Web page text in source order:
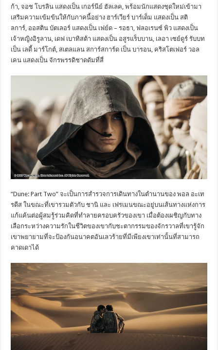
ก้า, จอช โบรลิน แสดงเป็น เกอร์นีย์ ฮัลเลค, พร้อมนักแสดงชุดใหม่เข้ามา
เสริมความเข้มข้นให้กับภาคนี้อย่าง ฮาร์เวียร์ บาร์เด็ม แสดงเป็น สติ
ลการ์, ออสติน บัตเลอร์ แสดงเป็น เฟย์ด – รอธา, ฟลอเรนซ์ พิว แสดงเป็น
เจ้าหญิงอิรูลาน, เดฟ เบาทิสต้า แสดงเป็น อสูรแร็บบาน, เลอา เซย์ดูร์ รับบท
เป็น เลดี้ มาร์โกต์, สเตลแลน สการ์สการ์ด เป็น บารอน, คริสโตเฟอร์ วอล
เคน แสดงเป็น จักรพรรดิชาดดัมที่สี่
“Dune: Part Two” จะเป็นการสำรวจการเดินทางในตำนานของ พอล อะเท
รดีส ในขณะที่เขารวมตัวกับ ชานิ และ เฟรเมนขณะอยู่บนเส้นทางแห่งการ
แก้แค้นต่อผู้สมรู้ร่วมคิดที่ทำลายครอบครัวของเขา เมื่อต้องเผชิญกับทาง
เลือกระหว่างความรักในชีวิตของเขากับชะตากรรมของจักรวาลที่เขารู้จัก
เขาพยายามที่จะป้องกันอนาคตอันเลวร้ายที่มีเพียงเขาเท่านั้นที่สามารถ
คาดเดาได้